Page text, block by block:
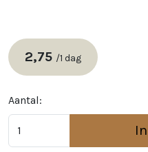
2,75 /1 dag
Aantal: